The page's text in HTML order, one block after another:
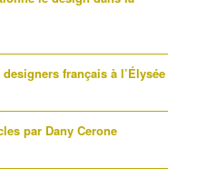
français à l’Élysée
par Dany Cerone